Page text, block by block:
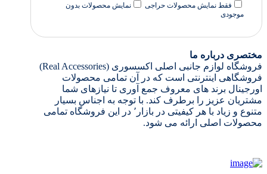
فقط نمایش محصولات حراجی
نمایش محصولات بدون
موجودی
مختصری درباره ما
فروشگاه لوازم جانبی اصلی اکسسوری (Real Accessories)
فروشگاهی اینترنتی است که در آن تمامی محصولات
اورجینال برند های معروف جمع آوری تا نیازهای شما
مشتریان عزیز را برطرف کند. با توجه به اجناس بسیار
متنوع و زیاد با هر کیفیتی در بازار٬ در این فروشگاه تمامی
محصولات اصلی ارائه می شود.